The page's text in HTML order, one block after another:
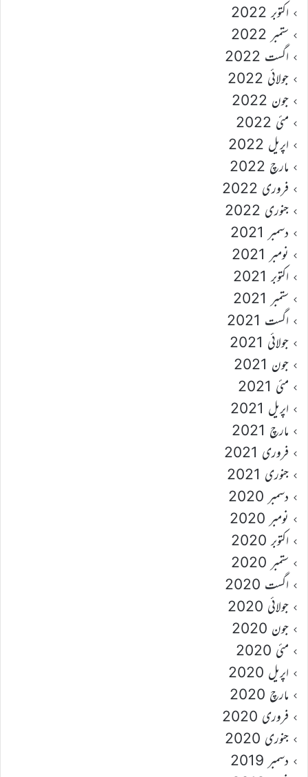
اکتوبر 2022
ستمبر 2022
اگست 2022
جولائی 2022
جون 2022
مئی 2022
اپریل 2022
مارچ 2022
فروری 2022
جنوری 2022
دسمبر 2021
نومبر 2021
اکتوبر 2021
ستمبر 2021
اگست 2021
جولائی 2021
جون 2021
مئی 2021
اپریل 2021
مارچ 2021
فروری 2021
جنوری 2021
دسمبر 2020
نومبر 2020
اکتوبر 2020
ستمبر 2020
اگست 2020
جولائی 2020
جون 2020
مئی 2020
اپریل 2020
مارچ 2020
فروری 2020
جنوری 2020
دسمبر 2019